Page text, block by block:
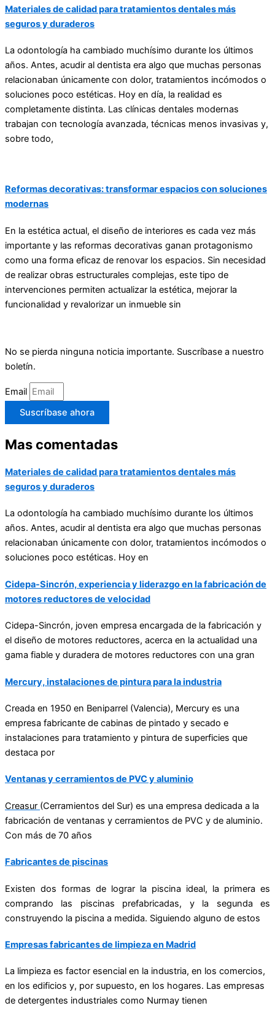
Materiales de calidad para tratamientos dentales más
seguros y duraderos
La odontología ha cambiado muchísimo durante los últimos
años. Antes, acudir al dentista era algo que muchas personas
relacionaban únicamente con dolor, tratamientos incómodos o
soluciones poco estéticas. Hoy en día, la realidad es
completamente distinta. Las clínicas dentales modernas
trabajan con tecnología avanzada, técnicas menos invasivas y,
sobre todo,
Reformas decorativas: transformar espacios con soluciones
modernas
En la estética actual, el diseño de interiores es cada vez más
importante y las reformas decorativas ganan protagonismo
como una forma eficaz de renovar los espacios. Sin necesidad
de realizar obras estructurales complejas, este tipo de
intervenciones permiten actualizar la estética, mejorar la
funcionalidad y revalorizar un inmueble sin
No se pierda ninguna noticia importante. Suscríbase a nuestro
boletín.
Email
Suscríbase ahora
Mas comentadas
Materiales de calidad para tratamientos dentales más
seguros y duraderos
La odontología ha cambiado muchísimo durante los últimos
años. Antes, acudir al dentista era algo que muchas personas
relacionaban únicamente con dolor, tratamientos incómodos o
soluciones poco estéticas. Hoy en
Cidepa-Sincrón, experiencia y liderazgo en la fabricación de
motores reductores de velocidad
Cidepa-Sincrón, joven empresa encargada de la fabricación y
el diseño de motores reductores, acerca en la actualidad una
gama fiable y duradera de motores reductores con una gran
Mercury, instalaciones de pintura para la industria
Creada en 1950 en Beniparrel (Valencia), Mercury es una
empresa fabricante de cabinas de pintado y secado e
instalaciones para tratamiento y pintura de superficies que
destaca por
Ventanas y cerramientos de PVC y aluminio
Creasur (Cerramientos del Sur) es una empresa dedicada a la
fabricación de ventanas y cerramientos de PVC y de aluminio.
Con más de 70 años
Fabricantes de piscinas
Existen dos formas de lograr la piscina ideal, la primera es
comprando las piscinas prefabricadas, y la segunda es
construyendo la piscina a medida. Siguiendo alguno de estos
Empresas fabricantes de limpieza en Madrid
La limpieza es factor esencial en la industria, en los comercios,
en los edificios y, por supuesto, en los hogares. Las empresas
de detergentes industriales como Nurmay tienen